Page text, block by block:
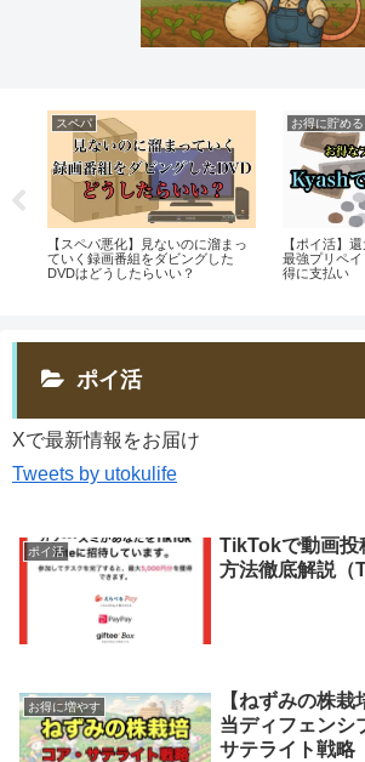
スペパ
【スペパ悪化】見ないのに溜まっ
ていく録画番組をダビングした
DVDはどうしたらいい？
お得に貯める
【ポイ活】
最強プリペ
得に支払い
ポイ活
Xで最新情報をお届け
Tweets by utokulife
ポイ活
TikTokで動画投
方法徹底解説（
お得に増やす
【ねずみの株
当ディフェンシ
サテライト戦略